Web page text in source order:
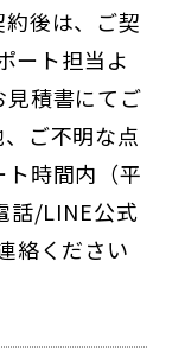
後は、ご契
ート担当よ
見積書にてご
ご不明な点
時間内（平
話/LINE公式
絡ください